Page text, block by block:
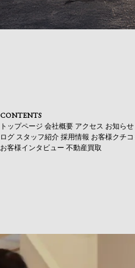
CONTENTS
トップページ 会社概要 アクセス お知らせ
ログ スタッフ紹介 採用情報 お客様クチコ
お客様インタビュー 不動産買取